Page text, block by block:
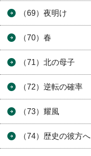
（69）夜明け
（70）春
（71）北の母子
（72）逆転の確率
（73）耀風
（74）歴史の彼方へ